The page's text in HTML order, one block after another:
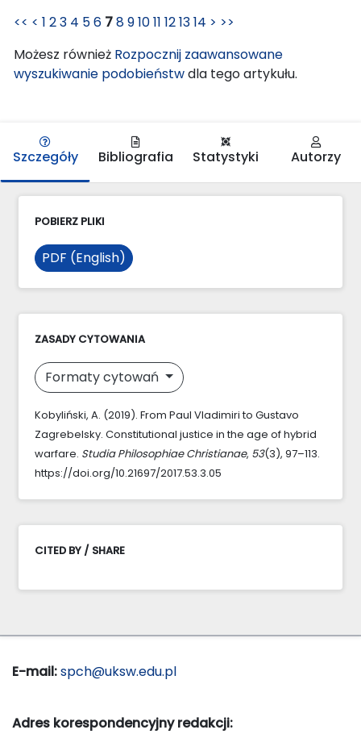
<< < 1 23 4 56 7891011 121314 > >>
Możesz również Rozpocznij zaawansowane
wyszukiwanie podobieństwdla tego artykułu.
Szczegóły Bibliografia Statystyki Autorzy
POBIERZ PLIKI
PDF (English)
ZASADY CYTOWANIA
Formaty cytowań
Kobyliński, A. (2019). From Paul Vladimiri to Gustavo
Zagrebelsky. Constitutional justice in the age of hybrid
warfare. Studia Philosophiae Christianae, 53(3), 97–113.
https://doi.org/10.21697/2017.53.3.05
CITED BY / SHARE
E-mail:spch@uksw.edu.pl
Adres korespondencyjny redakcji: